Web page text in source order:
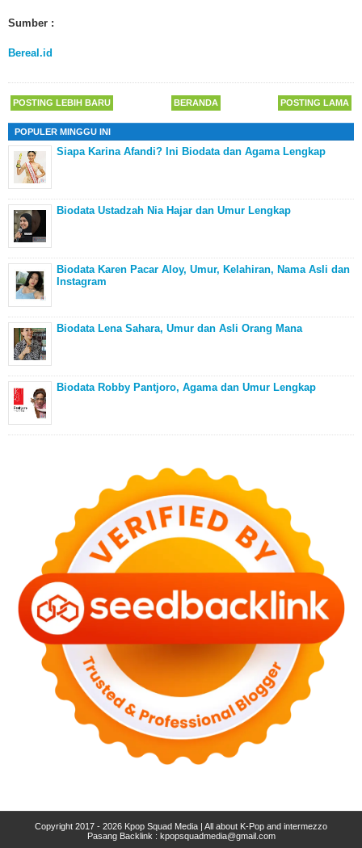
Sumber :
Bereal.id
POSTING LEBIH BARU POSTING LAMA
BERANDA
POPULER MINGGU INI
Siapa Karina Afandi? Ini Biodata dan Agama Lengkap
Biodata Ustadzah Nia Hajar dan Umur Lengkap
Biodata Karen Pacar Aloy, Umur, Kelahiran, Nama Asli dan
Instagram
Biodata Lena Sahara, Umur dan Asli Orang Mana
Biodata Robby Pantjoro, Agama dan Umur Lengkap
Copyright 2017 - 2026 Kpop Squad Media | All about K-Pop and intermezzo
Pasang Backlink : kpopsquadmedia@gmail.com